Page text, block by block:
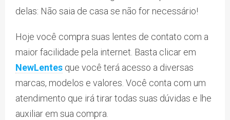
delas: Não saia de casa se não for necessário!
Hoje você compra suas lentes de contato com a
maior facilidade pela internet. Basta clicar em
NewLentes que você terá acesso a diversas
marcas, modelos e valores. Você conta com um
atendimento que irá tirar todas suas dúvidas e lhe
auxiliar em sua compra.